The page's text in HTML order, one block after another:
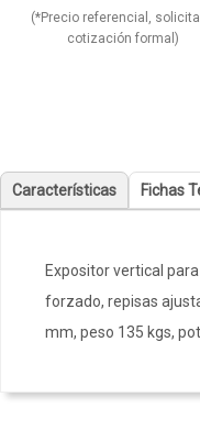
(*Precio referencial,
cotización formal)
Características Fichas
Expositor vertical
forzado, repisas
mm, peso 135 kgs,